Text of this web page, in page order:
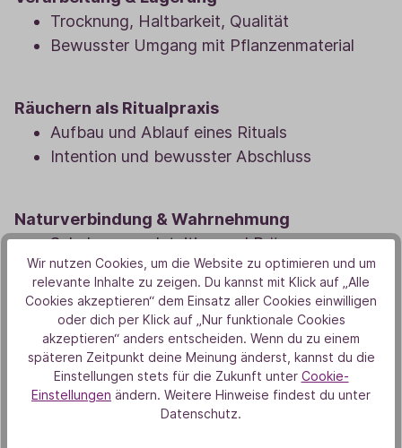
Trocknung, Haltbarkeit, Qualität
Bewusster Umgang mit Pflanzenmaterial
Räuchern als Ritualpraxis
Aufbau und Ablauf eines Rituals
Intention und bewusster Abschluss
Naturverbindung & Wahrnehmung
Schulung von Intuition und Präsenz
Erdung und Begegnung mit Pflanzen
Pflanzen im Alltag
Einsatz in Gruppen und Kursen
Verantwortungsvoller Umgang
Wir nutzen Cookies, um die Website zu optimieren und um
relevante Inhalte zu zeigen. Du kannst mit Klick auf „Alle
Cookies akzeptieren“ dem Einsatz aller Cookies einwilligen
oder dich per Klick auf „Nur funktionale Cookies
akzeptieren“ anders entscheiden. Wenn du zu einem
späteren Zeitpunkt deine Meinung änderst, kannst du die
Einstellungen stets für die Zukunft unter Cookie-
Einstellungen ändern. Weitere Hinweise findest du unter
Datenschutz.